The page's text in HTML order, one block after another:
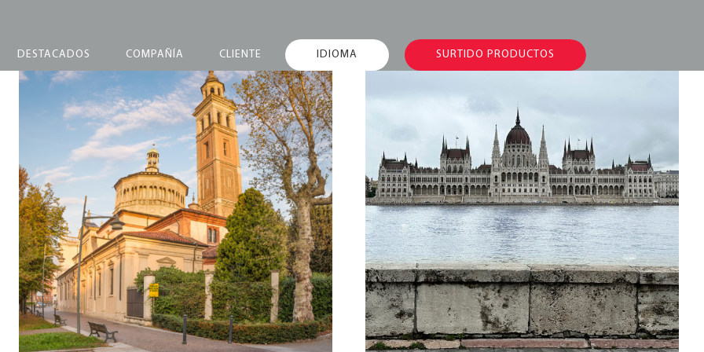
DESTACADOS COMPAÑÍA CLIENTE IDIOMA SURTIDO PRODUCTOS
Marketing Meeting
2024
Marketing Meeting
2023